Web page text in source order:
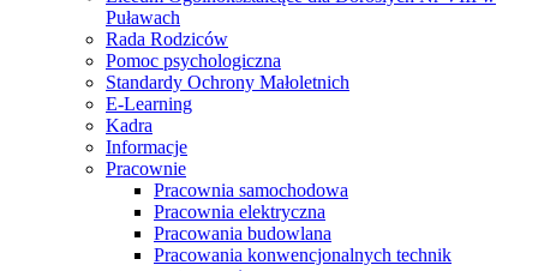
Puławach
Rada Rodziców
Pomoc psychologiczna
Standardy Ochrony Małoletnich
E-Learning
Kadra
Informacje
Pracownie
Pracownia samochodowa
Pracownia elektryczna
Pracowania budowlana
Pracowania konwencjonalnych technik